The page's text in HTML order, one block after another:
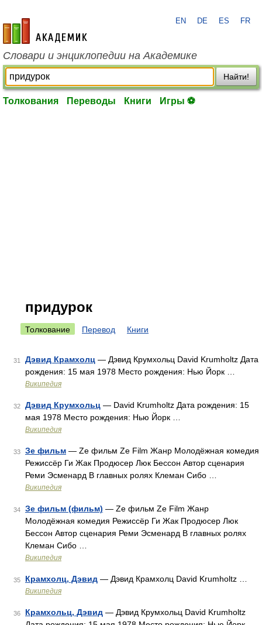
academic.ru
EN DE ES FR
Словари и энциклопедии на Академике
Найти!
Толкования Переводы Книги Игры ⚽
придурок
Толкование Перевод Книги
31 Дэвид Крамхолц — Дэвид Крумхольц David Krumholtz Дата
рождения: 15 мая 1978 Место рождения: Нью Йорк …
Википедия
32 Дэвид Крумхольц — David Krumholtz Дата рождения: 15
мая 1978 Место рождения: Нью Йорк …
Википедия
33 Зе фильм — Ze фильм Ze Film Жанр Молодёжная комедия
Режиссёр Ги Жак Продюсер Люк Бессон Автор сценария
Реми Эсменард В главных ролях Клеман Сибо …
Википедия
34 Зе фильм (фильм) — Ze фильм Ze Film Жанр
Молодёжная комедия Режиссёр Ги Жак Продюсер Люк
Бессон Автор сценария Реми Эсменард В главных ролях
Клеман Сибо …
Википедия
35 Крамхолц, Дэвид — Дэвид Крамхолц David Krumholtz …
Википедия
36 Крамхольц, Дэвид — Дэвид Крумхольц David Krumholtz